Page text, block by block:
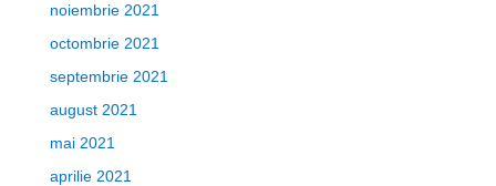
noiembrie 2021
octombrie 2021
septembrie 2021
august 2021
mai 2021
aprilie 2021